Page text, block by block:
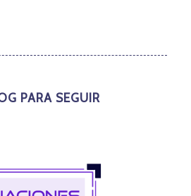
PARA SEGUIR